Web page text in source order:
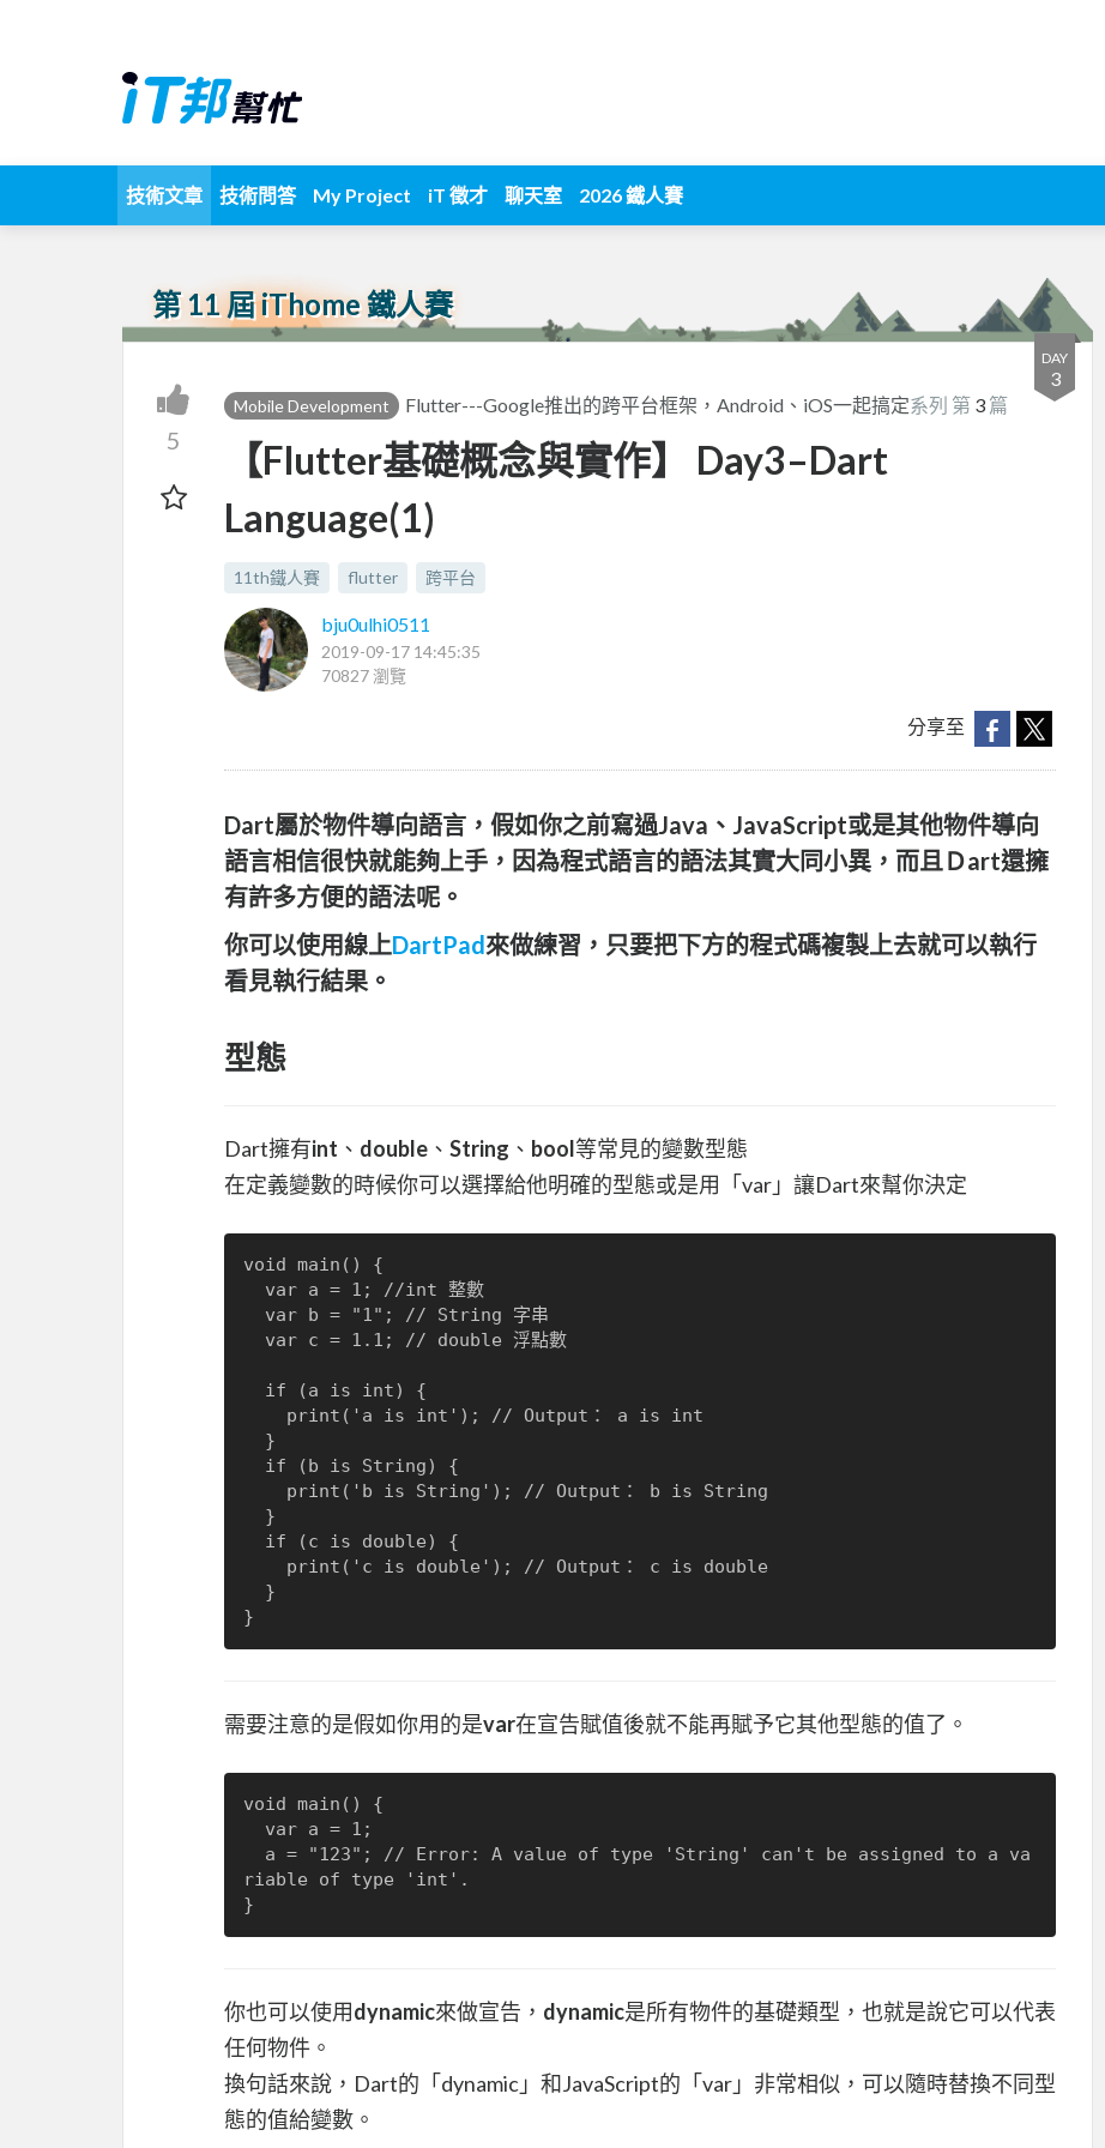
技術文章 技術問答 My Project iT 徵才 聊天室 2026 鐵人賽
第 11 屆 iThome 鐵人賽
DAY
3
5
Mobile Development Flutter---Google推出的跨平台框架，Android、iOS一起搞定系列 第 3 篇
【Flutter基礎概念與實作】 Day3–Dart
Language(1)
11th鐵人賽 flutter 跨平台
bju0ulhi0511
2019-09-17 14:45:35
70827 瀏覽
分享至
Dart屬於物件導向語言，假如你之前寫過Java 、 JavaScript或是其他物件導向
語言相信很快就能夠上手，因為程式語言的語法其實大同小異，而且Ｄart還擁
有許多方便的語法呢。
你可以使用線上DartPad來做練習，只要把下方的程式碼複製上去就可以執行
看見執行結果。
型態
Dart擁有int 、 double 、 String 、 bool等常見的變數型態
在定義變數的時候你可以選擇給他明確的型態或是用「var」讓Dart來幫你決定
void main() {
需要注意的是假如你用的是var在宣告賦值後就不能再賦予它其他型態的值了。
void main() {
riable of type 'int'.
你也可以使用dynamic來做宣告， dynamic是所有物件的基礎類型，也就是說它可以代表
任何物件。
換句話來說，Dart的「dynamic」和JavaScript的「var」非常相似，可以隨時替換不同型
態的值給變數。